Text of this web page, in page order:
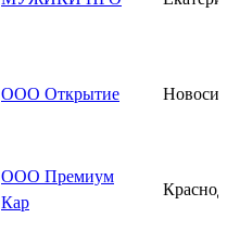
ООО Открытие
ООО Премиум
Кар